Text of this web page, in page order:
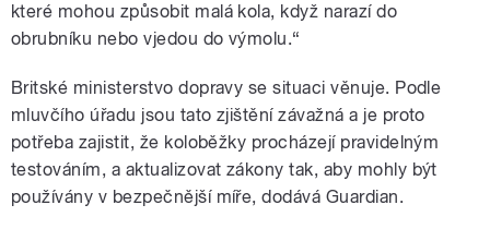
které mohou způsobit malá kola, když narazí do
obrubníku nebo vjedou do výmolu.“
Britské ministerstvo dopravy se situaci věnuje. Podle
mluvčího úřadu jsou tato zjištění závažná a je proto
potřeba zajistit, že koloběžky procházejí pravidelným
testováním, a aktualizovat zákony tak, aby mohly být
používány v bezpečnější míře, dodává Guardian.